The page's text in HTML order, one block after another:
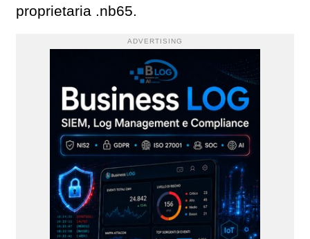
proprietaria .nb65.
ADVERTISING